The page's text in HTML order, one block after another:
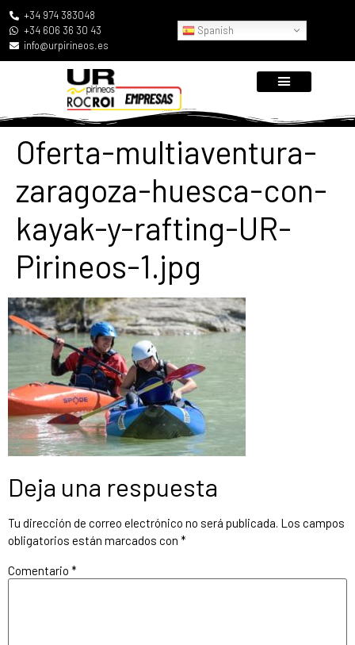
+34 974 383048
+34 606 36 30 43
info@urpirineos.es
Spanish
Oferta-multiaventura-
zaragoza-huesca-con-
kayak-y-rafting-UR-
Pirineos-1.jpg
Deja una respuesta
Tu dirección de correo electrónico no será publicada. Los campos
obligatorios están marcados con *
Comentario *